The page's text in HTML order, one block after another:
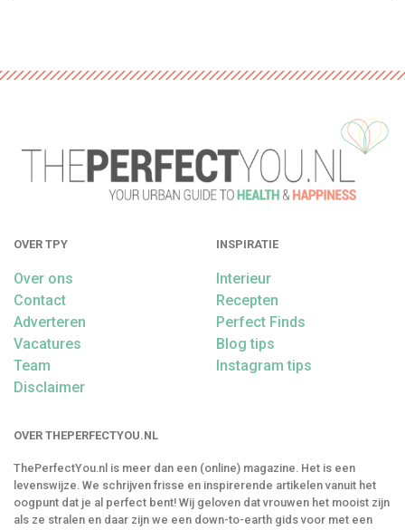
OVER TPY
Over ons
Contact
Adverteren
Vacatures
Team
Disclaimer
INSPIRATIE
Interieur
Recepten
Perfect Finds
Blog tips
Instagram tips
OVER THEPERFECTYOU.NL
ThePerfectYou.nl is meer dan een (online) magazine. Het is een
levenswijze. We schrijven frisse en inspirerende artikelen vanuit het
oogpunt dat je al perfect bent! Wij geloven dat vrouwen het mooist zijn
als ze stralen en daar zijn we een down-to-earth gids voor met een